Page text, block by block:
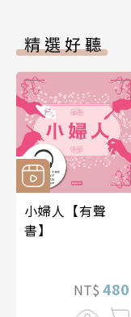
精選好聽
小婦人【有聲
書】
NT$ 480